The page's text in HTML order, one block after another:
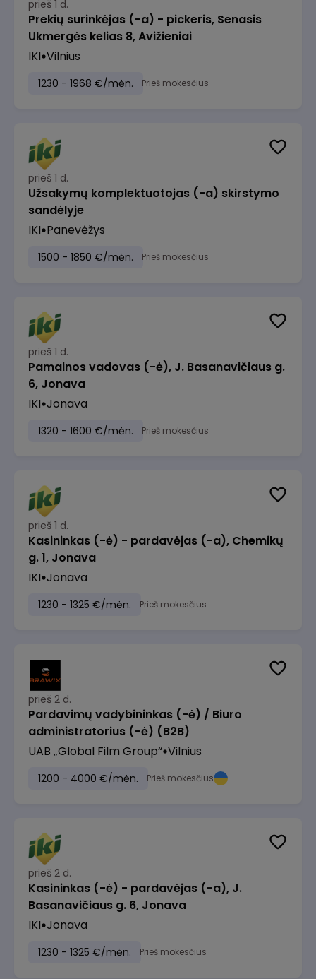
prieš 1 d.
Prekių surinkėjas (-a) - pickeris, Senasis
Ukmergės kelias 8, Avižieniai
IKI Vilnius
1230 - 1968 €/mėn. Prieš mokesčius
prieš 1 d.
Užsakymų komplektuotojas (-a) skirstymo
sandėlyje
IKI Panevėžys
1500 - 1850 €/mėn. Prieš mokesčius
prieš 1 d.
Pamainos vadovas (-ė), J. Basanavičiaus g.
6, Jonava
IKI Jonava
1320 - 1600 €/mėn. Prieš mokesčius
prieš 1 d.
Kasininkas (-ė) - pardavėjas (-a), Chemikų
g. 1, Jonava
IKI Jonava
1230 - 1325 €/mėn. Prieš mokesčius
prieš 2 d.
Pardavimų vadybininkas (-ė) / Biuro
administratorius (-ė) (B2B)
UAB „Global Film Group“ Vilnius
1200 - 4000 €/mėn. Prieš mokesčius
prieš 2 d.
Kasininkas (-ė) - pardavėjas (-a), J.
Basanavičiaus g. 6, Jonava
IKI Jonava
1230 - 1325 €/mėn. Prieš mokesčius